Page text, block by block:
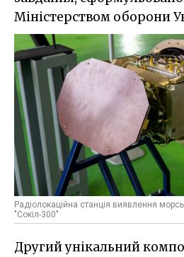
Міністерством оборони
Радіолокаційна станція виявлення
"Сокіл-300"
Другий унікальний